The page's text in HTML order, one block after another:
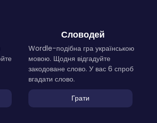
Словодей
Wordle-подібна гра українською
мовою. Щодня відгадуйте
закодоване слово. У вас 6 спроб
вгадати слово.
Грати